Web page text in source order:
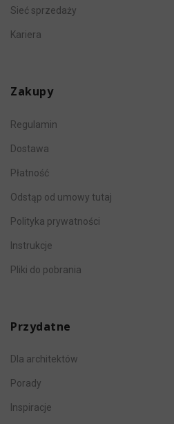
Sieć sprzedaży
Kariera
Zakupy
Regulamin
Dostawa
Płatność
Odstąp od umowy tutaj
Polityka prywatności
Instrukcje
Pliki do pobrania
Przydatne
Dla architektów
Porady
Inspiracje